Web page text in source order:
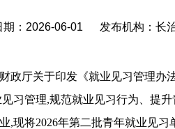
期：2026-06-01 发布机构：长
政厅关于印发《就业见习管理办
习管理,规范就业见习行为、提
,现将2026年第二批青年就业见